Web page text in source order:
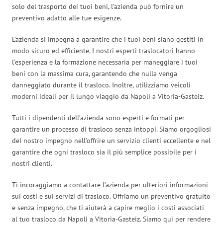
solo del trasporto dei tuoi beni, l’azienda può fornire un
preventivo adatto alle tue esigenze.
L’azienda si impegna a garantire che i tuoi beni siano gestiti in
modo sicuro ed efficiente. I nostri esperti traslocatori hanno
l’esperienza e la formazione necessaria per maneggiare i tuoi
beni con la massima cura, garantendo che nulla venga
danneggiato durante il trasloco. Inoltre, utilizziamo veicoli
moderni ideali per il lungo viaggio da Napoli a Vitoria-Gasteiz.
Tutti i dipendenti dell’azienda sono esperti e formati per
garantire un processo di trasloco senza intoppi. Siamo orgogliosi
del nostro impegno nell’offrire un servizio clienti eccellente e nel
garantire che ogni trasloco sia il più semplice possibile per i
nostri clienti.
Ti incoraggiamo a contattare l’azienda per ulteriori informazioni
sui costi e sui servizi di trasloco. Offriamo un preventivo gratuito
e senza impegno, che ti aiuterà a capire meglio i costi associati
al tuo trasloco da Napoli a Vitoria-Gasteiz. Siamo qui per rendere